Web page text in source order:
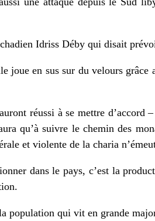
Idriss Déby qui disait
joue en sus sur du velours grâce
réussi à se mettre d’accord
qu’à suivre le chemin des
et violente de la charia
dans le pays, c’est la
population qui vit en grande